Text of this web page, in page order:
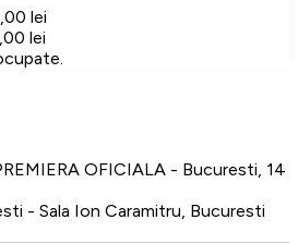
lei
lei
OFICIALA - Bucuresti, 14
- Sala Ion Caramitru, Bucuresti